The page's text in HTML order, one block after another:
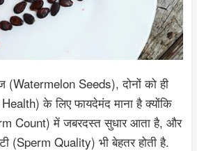
Seeds), दोनों को ही
के लिए फायदेमंद माना है क्योंकि
Count) में जबरदस्त सुधार आता है, और
(Sperm Quality) भी बेहतर होती है.